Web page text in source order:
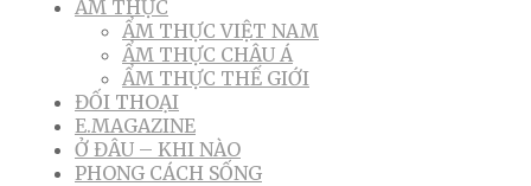
ẨM THỰC
ẨM THỰC VIỆT NAM
ẨM THỰC CHÂU Á
ẨM THỰC THẾ GIỚI
ĐỐI THOẠI
E.MAGAZINE
Ở ĐÂU – KHI NÀO
PHONG CÁCH SỐNG